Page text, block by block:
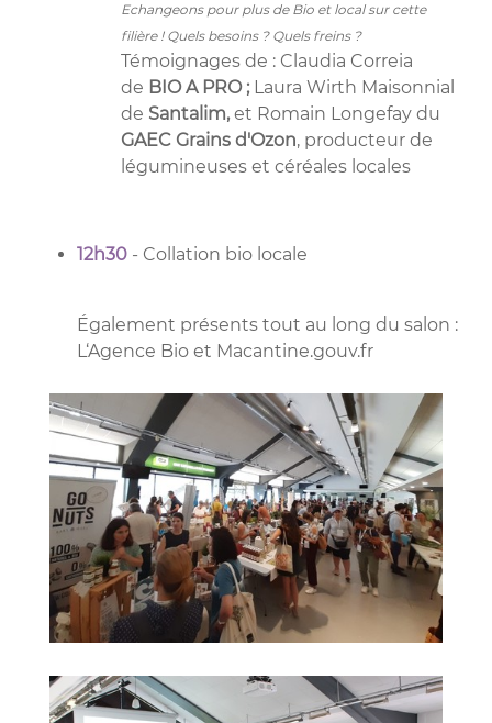
Echangeons pour plus de Bio et local sur cette
filière ! Quels besoins ? Quels freins ?
Témoignages de : Claudia Correia
de BIO A PRO ; Laura Wirth Maisonnial
de Santalim,et Romain Longefay du
GAEC Grains d'Ozon, producteur de
légumineuses et céréales locales
12h3 0 - Collation bio locale
Également présents tout au long du salon :
L‘Agence Bio et Macantine.gouv.fr